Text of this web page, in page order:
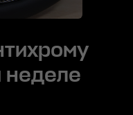
неделе